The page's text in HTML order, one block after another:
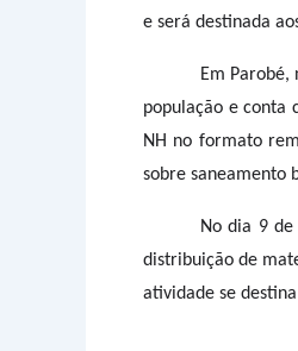
e será destinada
Em
população e conta
NH no formato
sobre saneamento
No dia 9
distribuição de
atividade se